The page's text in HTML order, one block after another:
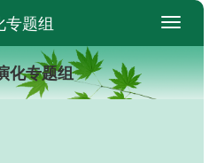
switch
题组
化专题组